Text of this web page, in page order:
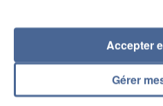
L’UN DES FONDATEURS
MAFIA INTERPELLÉ EN
Gérer
Accepter